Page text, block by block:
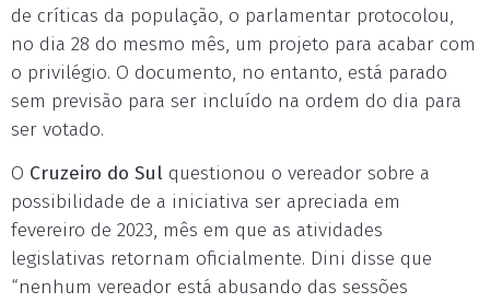
de críticas da população, o parlamentar protocolou,
no dia 28 do mesmo mês, um projeto para acabar com
o privilégio. O documento, no entanto, está parado
sem previsão para ser incluído na ordem do dia para
ser votado.
O Cruzeiro do Sul questionou o vereador sobre a
possibilidade de a iniciativa ser apreciada em
fevereiro de 2023, mês em que as atividades
legislativas retornam oficialmente. Dini disse que
“nenhum vereador está abusando das sessões